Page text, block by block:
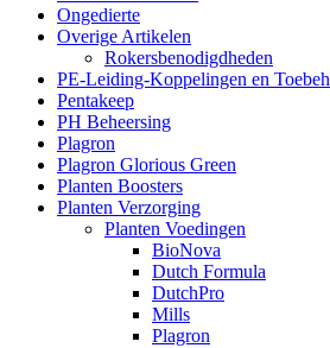
Ongedierte
Overige Artikelen
Rokersbenodigdheden
PE-Leiding-Koppelingen en Toebeh
Pentakeep
PH Beheersing
Plagron
Plagron Glorious Green
Planten Boosters
Planten Verzorging
Planten Voedingen
BioNova
Dutch Formula
DutchPro
Mills
Plagron